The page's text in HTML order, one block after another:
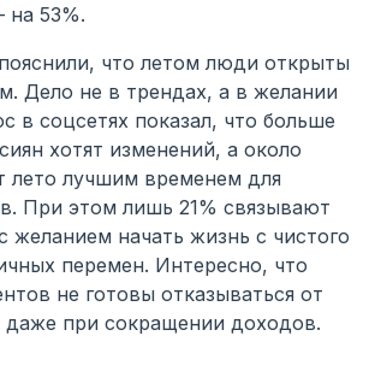
на 53%.
что летом люди открыты
Дело не в трендах, а в желании
в соцсетях показал, что больше
хотят изменений, а около
лето лучшим временем для
При этом лишь 21% связывают
желанием начать жизнь с чистого
перемен. Интересно, что
не готовы отказываться от
даже при сокращении доходов.